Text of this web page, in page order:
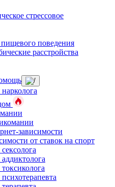
стрессовое
пищевого поведения
расстройства
зависимости
от ставок на спорт